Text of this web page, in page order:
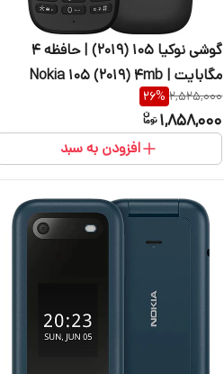
گوشی نوکیا 105 (2019) | حافظه ۴
مگابایت | Nokia 105 (2019) 4mb
2,525,000
26%
1,858,000
افزودن به سبد